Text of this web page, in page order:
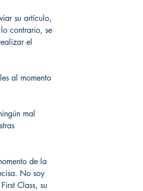
su artículo,
contrario, se
el
al momento
mal
de la
No soy
Class, su